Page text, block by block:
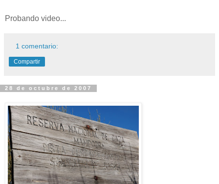
Probando video...
1 comentario:
Compartir
28 de octubre de 2007